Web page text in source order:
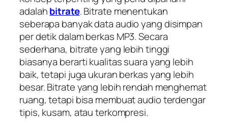
adalahbitrate. Bitrate menentukan
seberapa banyak data audio yang disimpan
per detik dalam berkas MP3. Secara
sederhana, bitrate yang lebih tinggi
biasanya berarti kualitas suara yang lebih
baik, tetapi juga ukuran berkas yang lebih
besar. Bitrate yang lebih rendah menghemat
ruang, tetapi bisa membuat audio terdengar
tipis, kusam, atau terkompresi.